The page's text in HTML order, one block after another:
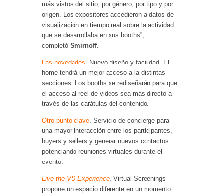
más vistos del sitio, por género, por tipo y por
origen. Los expositores accedieron a datos de
visualización en tiempo real sobre la actividad
que se desarrollaba en sus booths”,
completó Smirnoff.
Las novedades. Nuevo diseño y facilidad. El
home tendrá un mejor acceso a la distintas
secciones. Los booths se rediseñarán para que
el acceso al reel de videos sea más directo a
través de las carátulas del contenido.
Otro punto clave. Servicio de concierge para
una mayor interacción entre los participantes,
buyers y sellers y generar nuevos contactos
potenciando reuniones virtuales durante el
evento.
Live the VS Experience, Virtual Screenings
propone un espacio diferente en un momento